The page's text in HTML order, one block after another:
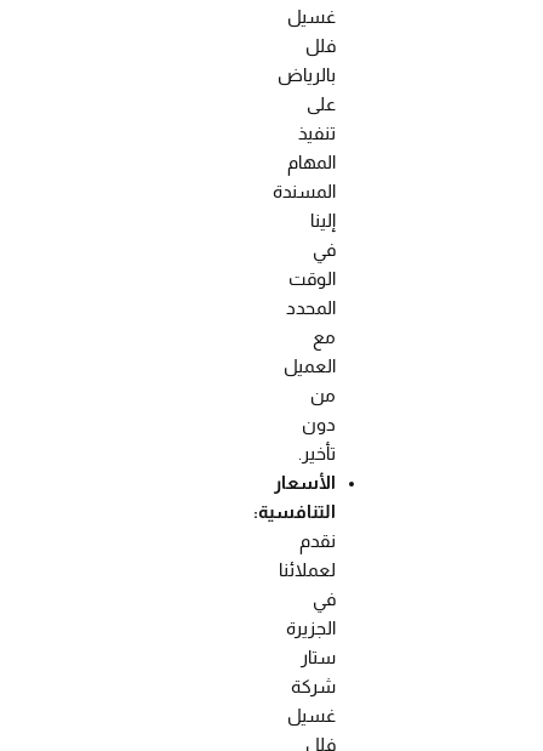
غسيل
فلل
بالرياض
على
تنفيذ
المهام
المسندة
إلينا
في
الوقت
المحدد
مع
العميل
من
دون
تأخير.
الأسعار
التنافسية:
نقدم
لعملائنا
في
الجزيرة
ستار
شركة
غسيل
فلل